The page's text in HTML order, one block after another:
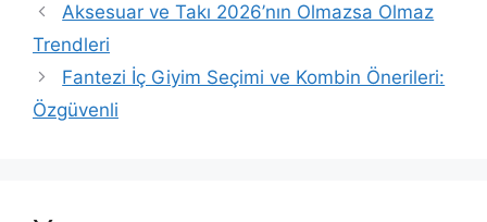
Aksesuar ve Takı 2026’nın Olmazsa Olmaz
Trendleri
Fantezi İç Giyim Seçimi ve Kombin Önerileri:
Özgüvenli